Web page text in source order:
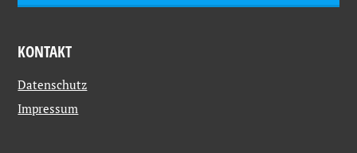
KONTAKT
Datenschutz
Impressum